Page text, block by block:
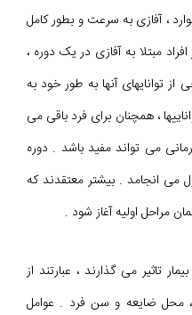
، آفازی به سرعت و بطور کامل
مبتلا به آفازی در یک دوره ،
توانایهای آنها به طور خود به
، همچنان برای فرد باقی می
می تواند مفید باشد . دوره
می انجامد . بیشتر معتقدند که
مراحل اولیه آغاز شود .
تاثیر می گذارند ، عبارتند از
محل ضایعه و سن فرد . عوامل